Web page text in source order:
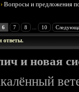
›Вопросы и предложения
6 7 8 10
ответы.
и новая